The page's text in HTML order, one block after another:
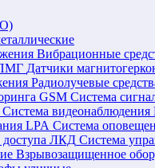
Вибрационные
Датчики
Радиолучевые
Система
Система
Система
Система
Взрывозащищенное